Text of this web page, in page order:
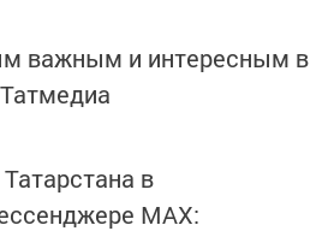
важным и интересным в
Татмедиа
в
MАХ: